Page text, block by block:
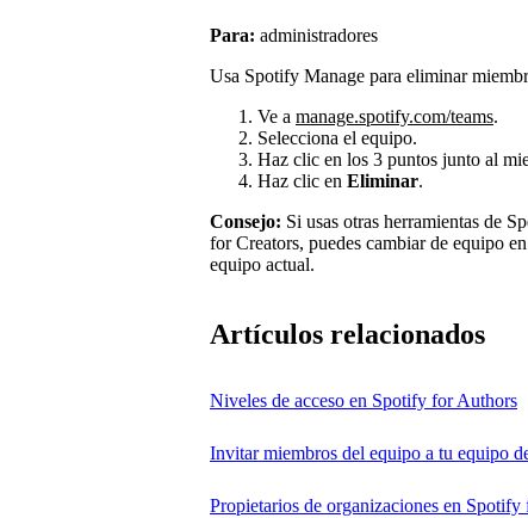
Para: administradores
Usa Spotify Manage para eliminar
Ve a manage.spotify.com/teams.
Selecciona el equipo.
Haz clic en los 3 puntos junto al
Haz clic en Eliminar.
Consejo: Si usas otras herramientas de
for Creators, puedes cambiar de equipo
equipo actual.
Artículos relacionados
Niveles de acceso en Spotify for Authors
Invitar miembros del equipo a tu equipo
Propietarios de organizaciones en